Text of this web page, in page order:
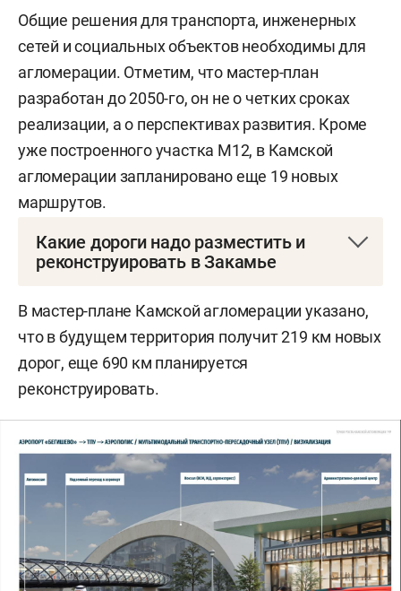
Общие решения для транспорта, инженерных
сетей и социальных объектов необходимы для
агломерации. Отметим, что мастер-план
разработан до 2050-го, он не о четких сроках
реализации, а о перспективах развития. Кроме
уже построенного участка М12, в Камской
агломерации запланировано еще 19 новых
маршрутов.
Какие дороги надо разместить и
реконструировать в Закамье
и реконструкция проездов внутри садового
товарищества на 13 км нужны Нижнекамску,
как и реконструкция дороги 16К-1245, которая
ведет из Тукаевского района в Нижнекамск
(выезд в город со стороны Набережных Челнов).
Кроме того, необходимо строительство въезда/
выезда на обход через село Иштеряково на 1
километр.
Елабуге нужен новый километровый мост через
Каму и дорога между старым городом и новым
В мастер-плане Камской агломерации указано,
что в будущем территория получит 219 км новых
дорог, еще 690 км планируется
реконструировать.